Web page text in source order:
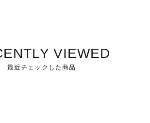
VIEWED
最近チェックした商品